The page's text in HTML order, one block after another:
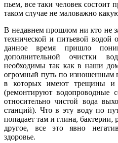
пьем, все таки человек состоит
таком случае не маловажно
В недавнем прошлом ни кто не
технической и питьевой водой
данное время пришло
дополнительной очистки
необходимы так как в наши
огромный путь по изношенным
в которых имеют трещины и
(ремонтируют водопроводные
относительно чистой вода
станций). Что в эту воду по
попадает там и глина,
другое, все это явно
здоровье.